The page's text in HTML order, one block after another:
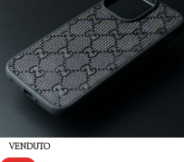
VENDUTO